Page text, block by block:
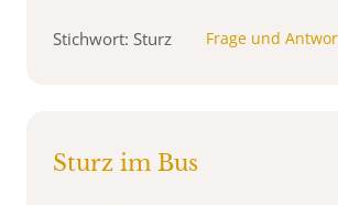
Stichwort: Sturz Frage und
Sturz im Bus